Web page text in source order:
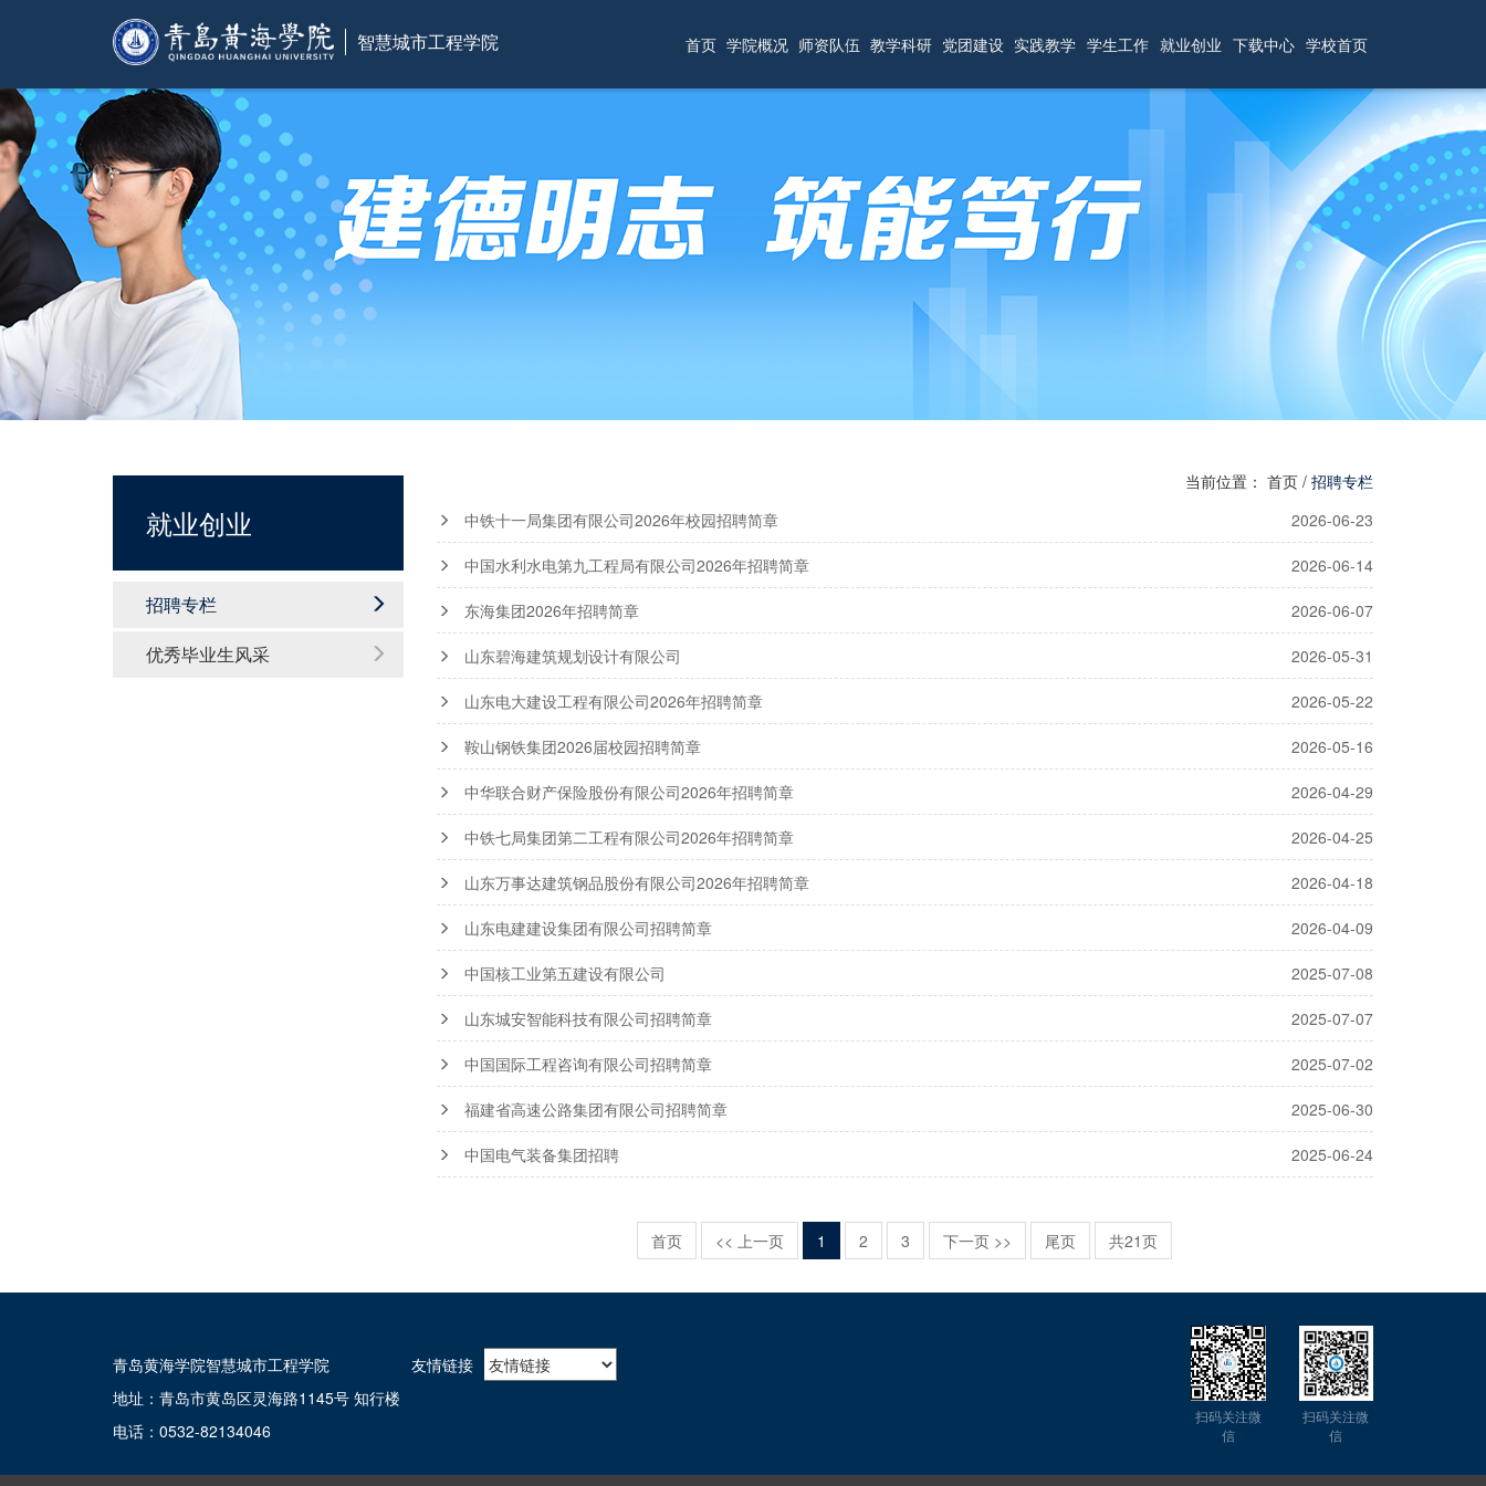
智慧城市工程学院 首页 学院概况 师资队伍 教学科研 党团建设 实践教学 学生工作 就业创业 下载中心 学校首页
就业创业
招聘专栏
优秀毕业生风采
当前位置： 首页 / 招聘专栏
中铁十一局集团有限公司2026年校园招聘简章
2026-06-23
中国水利水电第九工程局有限公司2026年招聘简章 2026-06-14
东海集团2026年招聘简章 2026-06-07
山东碧海建筑规划设计有限公司 2026-05-31
山东电大建设工程有限公司2026年招聘简章 2026-05-22
鞍山钢铁集团2026届校园招聘简章 2026-05-16
中华联合财产保险股份有限公司2026年招聘简章 2026-04-29
中铁七局集团第二工程有限公司2026年招聘简章 2026-04-25
山东万事达建筑钢品股份有限公司2026年招聘简章 2026-04-18
山东电建建设集团有限公司招聘简章 2026-04-09
中国核工业第五建设有限公司 2025-07-08
山东城安智能科技有限公司招聘简章 2025-07-07
中国国际工程咨询有限公司招聘简章 2025-07-02
福建省高速公路集团有限公司招聘简章 2025-06-30
中国电气装备集团招聘 2025-06-24
首页 << 上一页 1 2 3 下一页 >> 尾页 共21页
青岛黄海学院智慧城市工程学院
地址：青岛市黄岛区灵海路1145号 知行楼
电话：0532-82134046
友情链接
扫码关注微
信
扫码关注微
信